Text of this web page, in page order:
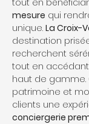
tout en
mesure qui
unique. La Croix-
destination
recherchent
tout en
haut de gamme.
patrimoine et
clients une
conciergerie